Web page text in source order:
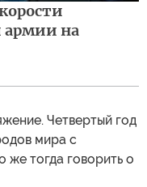
армии на
Четвертый год
мира с
же тогда говорить о